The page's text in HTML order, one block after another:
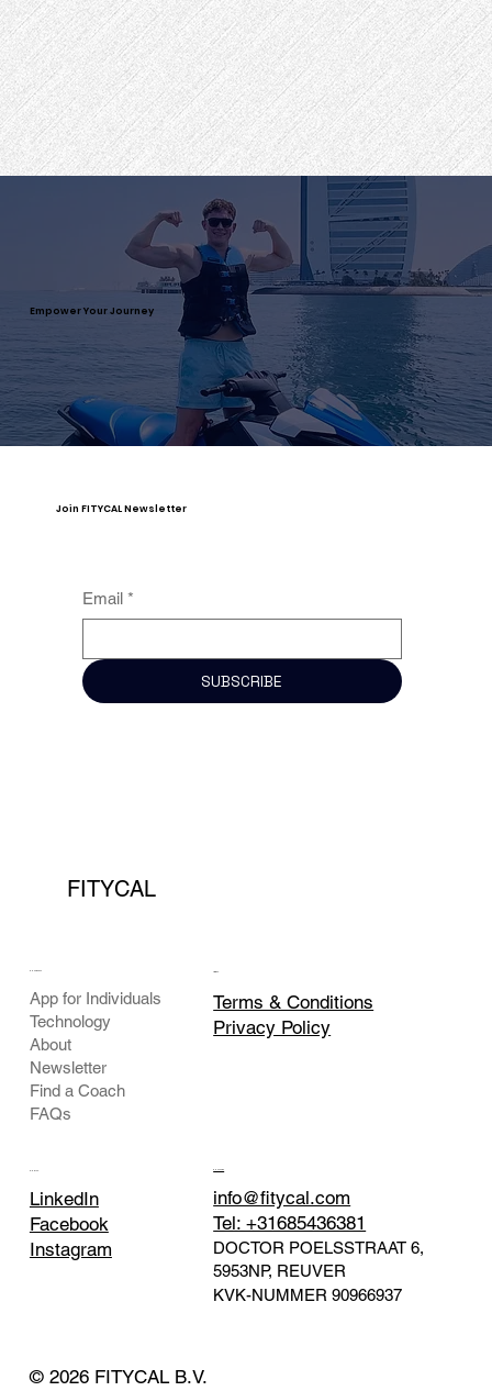
Empower Your Journey
Join FITYCAL Newsletter
Email *
SUBSCRIBE
FITYCAL
COMPANY
App for Individuals
Technology
About
Newsletter
Find a Coach
FAQs
LEGAL
Terms & Conditions
Privacy Policy
SOCIAL
LinkedIn
Facebook
Instagram
CONTACT
info@fitycal.com
Tel: +31685436381
DOCTOR POELSSTRAAT 6,
5953NP, REUVER
KVK-NUMMER90966937
© 2026 FITYCAL B.V.